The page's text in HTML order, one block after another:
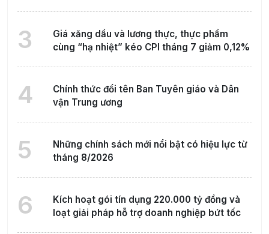
3
Giá xăng dầu và lương thực, thực phẩm
cùng “hạ nhiệt” kéo CPI tháng 7 giảm 0,12%
4
Chính thức đổi tên Ban Tuyên giáo và Dân
vận Trung ương
5
Những chính sách mới nổi bật có hiệu lực từ
tháng 8/2026
6
Kích hoạt gói tín dụng 220.000 tỷ đồng và
loạt giải pháp hỗ trợ doanh nghiệp bứt tốc